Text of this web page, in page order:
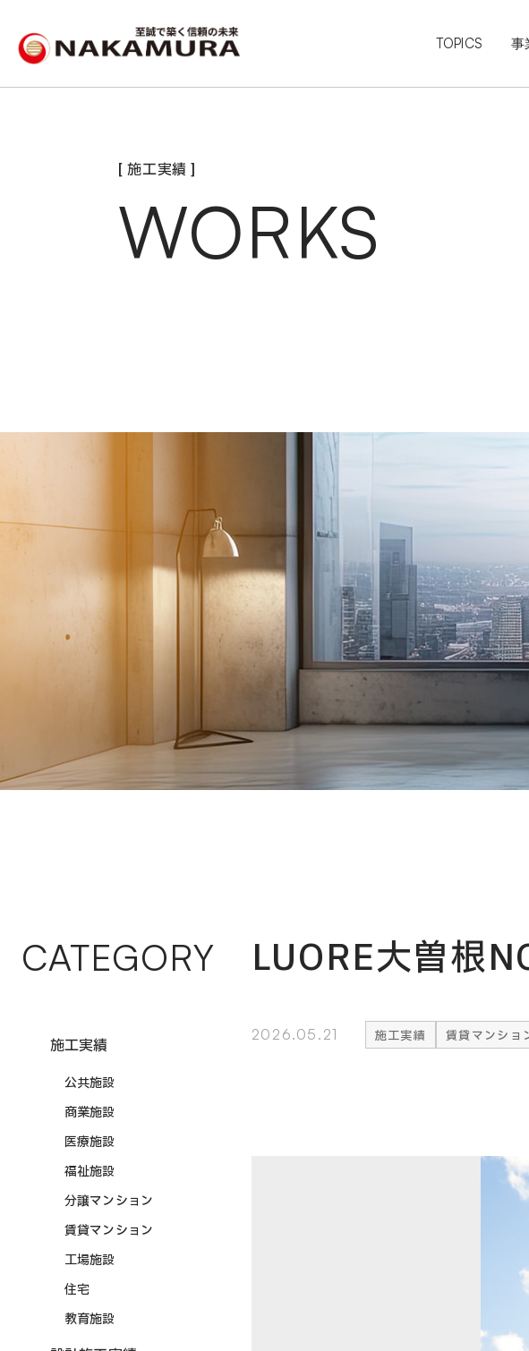
TOPICS 事
[ 施工実績 ]
WORKS
LUORE大曽根
2026.05.21 施工実績 賃貸マンショ
CATEGORY
施工実績
公共施設
商業施設
医療施設
福祉施設
分譲マンション
賃貸マンション
工場施設
住宅
教育施設